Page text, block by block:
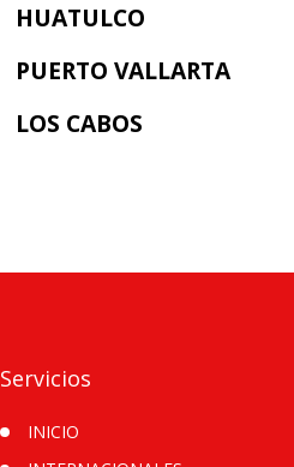
HUATULCO
PUERTO VALLARTA
LOS CABOS
Servicios
INICIO